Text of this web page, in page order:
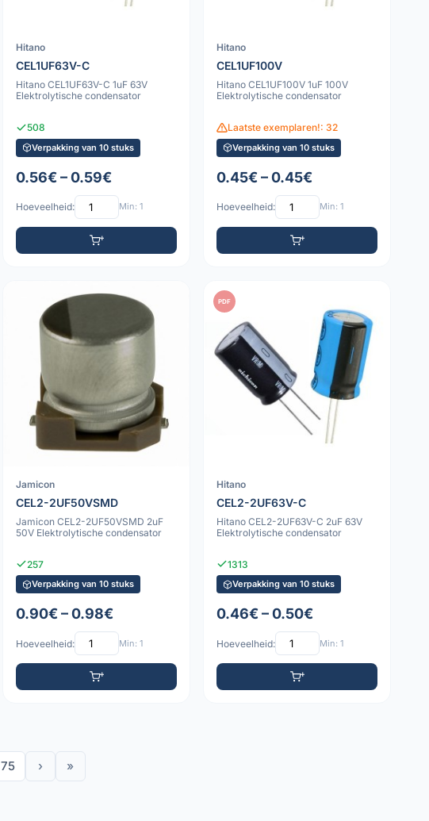
Hitano
CEL1UF63V-C
Hitano CEL1UF63V-C 1uF 63V
Elektrolytische condensator
508
Verpakking van 10 stuks
0.56€ – 0.59€
Hoeveelheid: Min: 1
Hitano
CEL1UF100V
Hitano CEL1UF100V 1uF 100V
Elektrolytische condensator
Laatste exemplaren!: 32
Verpakking van 10 stuks
0.45€ – 0.45€
Hoeveelheid: Min: 1
Jamicon
CEL2-2UF50VSMD
Jamicon CEL2-2UF50VSMD 2uF
50V Elektrolytische condensator
257
Verpakking van 10 stuks
0.90€ – 0.98€
Hoeveelheid: Min: 1
PDF
Hitano
CEL2-2UF63V-C
Hitano CEL2-2UF63V-C 2uF 63V
Elektrolytische condensator
1313
Verpakking van 10 stuks
0.46€ – 0.50€
Hoeveelheid: Min: 1
75 › »